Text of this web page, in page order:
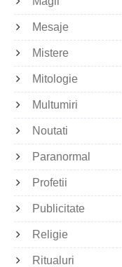
Mesaje
Mistere
Mitologie
Multumiri
Noutati
Paranormal
Profetii
Publicitate
Religie
Ritualuri